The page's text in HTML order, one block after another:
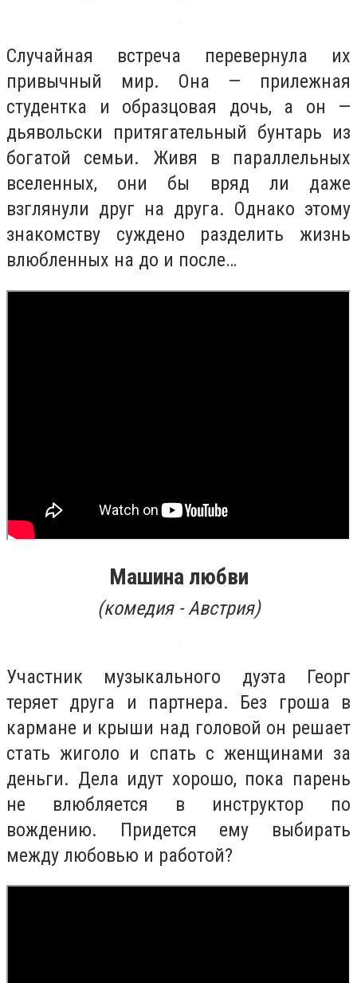
Случайная встреча перевернула их
привычный мир. Она — прилежная
студентка и образцовая дочь, а он —
дьявольски притягательный бунтарь из
богатой семьи. Живя в параллельных
вселенных, они бы вряд ли даже
взглянули друг на друга. Однако этому
знакомству суждено разделить жизнь
влюбленных на до и после…
Машина любви
(комедия - Австрия)
Участник музыкального дуэта Георг
теряет друга и партнера. Без гроша в
кармане и крыши над головой он решает
стать жиголо и спать с женщинами за
деньги. Дела идут хорошо, пока парень
не влюбляется в инструктор по
вождению. Придется ему выбирать
между любовью и работой?